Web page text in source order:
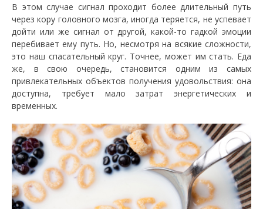
В этом случае сигнал проходит более длительный путь
через кору головного мозга, иногда теряется, не успевает
дойти или же сигнал от другой, какой-то гадкой эмоции
перебивает ему путь. Но, несмотря на всякие сложности,
это наш спасательный круг. Точнее, может им стать. Еда
же, в свою очередь, становится одним из самых
привлекательных объектов получения удовольствия: она
доступна, требует мало затрат энергетических и
временных.